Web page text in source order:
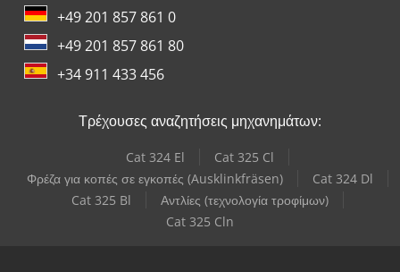
+49 201 857 861 0
+49 201 857 861 80
+34 911 433 456
Τρέχουσες αναζητήσεις μηχανημάτων:
Cat 324 El
Cat 325 Cl
Φρέζα για κοπές σε εγκοπές (Ausklinkfräsen)
Cat 324 Dl
Cat 325 Bl
Αντλίες (τεχνολογία τροφίμων)
Cat 325 Cln